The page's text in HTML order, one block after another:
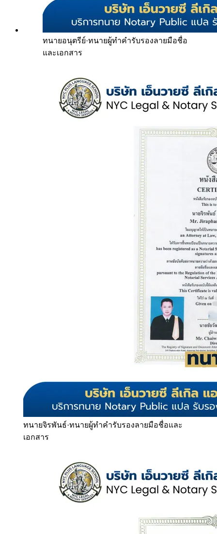
ทนายอนุตรีย์·ทนายผู้ทำคำรับรองลายมือชื่อ
และเอกสาร
ทนายจิรพันธ์·ทนายผู้ทำคำรับรองลายมือชื่อและ
เอกสาร